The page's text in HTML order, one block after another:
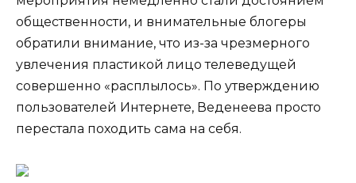
общественности, и внимательные блогеры
обратили внимание, что из-за чрезмерного
увлечения пластикой лицо телеведущей
совершенно «расплылось». По утверждению
пользователей Интернете, Веденеева просто
перестала походить сама на себя.